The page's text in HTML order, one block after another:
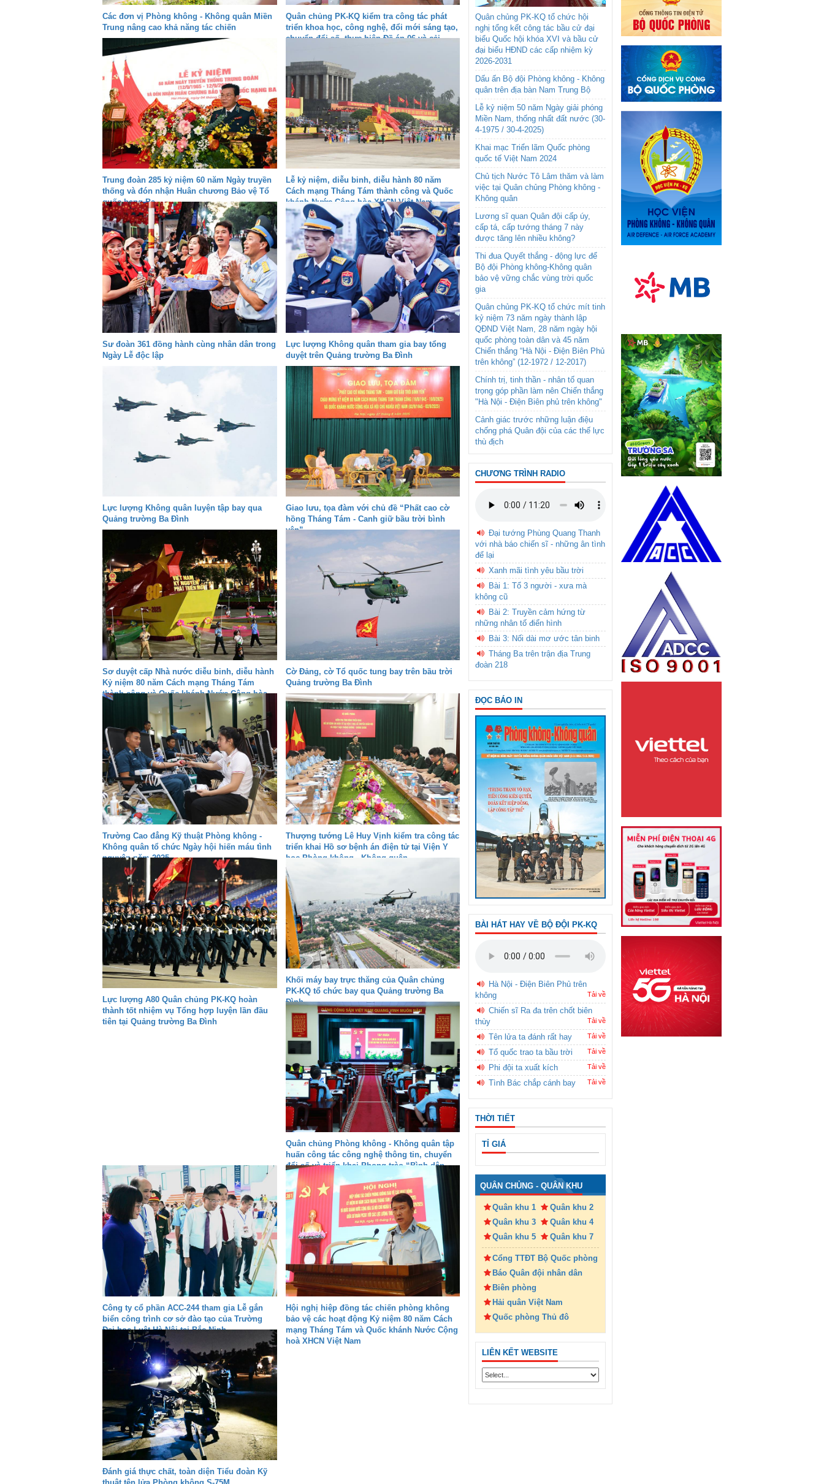
Các đơn vị Phòng không - Không quân Miền
Trung nâng cao khả năng tác chiến
Quân chủng PK-KQ kiểm tra công tác phát
triển khoa học, công nghệ, đổi mới sáng tạo,
chuyển đổi số, thực hiện Đề án 06 và cải
Trung đoàn 285 kỷ niệm 60 năm Ngày truyền
thống và đón nhận Huân chương Bảo vệ Tổ
quốc hạng Ba
Lễ kỷ niệm, diễu binh, diễu hành 80 năm
Cách mạng Tháng Tám thành công và Quốc
khánh Nước Cộng hòa XHCN Việt Nam
Sư đoàn 361 đồng hành cùng nhân dân trong
Ngày Lễ độc lập
Lực lượng Không quân tham gia bay tổng
duyệt trên Quảng trường Ba Đình
Lực lượng Không quân luyện tập bay qua
Quảng trường Ba Đình
Giao lưu, tọa đàm với chủ đề “Phất cao cờ
hồng Tháng Tám - Canh giữ bầu trời bình
yên”
Sơ duyệt cấp Nhà nước diễu binh, diễu hành
Kỷ niệm 80 năm Cách mạng Tháng Tám
thành công và Quốc khánh Nước Cộng hòa
xã hội chủ nghĩa Việt Nam
Cờ Đảng, cờ Tổ quốc tung bay trên bầu trời
Quảng trường Ba Đình
Trường Cao đẳng Kỹ thuật Phòng không -
Không quân tổ chức Ngày hội hiến máu tình
nguyện năm 2025
Thượng tướng Lê Huy Vịnh kiểm tra công tác
triển khai Hồ sơ bệnh án điện tử tại Viện Y
học Phòng không - Không quân
Lực lượng A80 Quân chủng PK-KQ hoàn
thành tốt nhiệm vụ Tổng hợp luyện lần đầu
tiên tại Quảng trường Ba Đình
Khối máy bay trực thăng của Quân chủng
PK-KQ tổ chức bay qua Quảng trường Ba
Đình
Quân chủng Phòng không - Không quân tập
huấn công tác công nghệ thông tin, chuyển
đổi số và triển khai Phong trào “Bình dân
học vụ số” năm 2025
Công ty cổ phần ACC-244 tham gia Lễ gắn
biển công trình cơ sở đào tạo của Trường
Đại học Luật Hà Nội tại Bắc Ninh
Hội nghị hiệp đồng tác chiến phòng không
bảo vệ các hoạt động Kỷ niệm 80 năm Cách
mạng Tháng Tám và Quốc khánh Nước Cộng
hoà XHCN Việt Nam
Đánh giá thực chất, toàn diện Tiểu đoàn Kỹ
Quân chủng PK-KQ tổ chức hội
nghị tổng kết công tác bầu cử đại
biểu Quốc hội khóa XVI và bầu cử
đại biểu HĐND các cấp nhiệm kỳ
2026-2031
Dấu ấn Bộ đội Phòng không - Không
quân trên địa bàn Nam Trung Bộ
Lễ kỷ niệm 50 năm Ngày giải phóng
Miền Nam, thống nhất đất nước (30-
4-1975 / 30-4-2025)
Khai mạc Triển lãm Quốc phòng
quốc tế Việt Nam 2024
Chủ tịch Nước Tô Lâm thăm và làm
việc tại Quân chủng Phòng không -
Không quân
Lương sĩ quan Quân đội cấp úy,
cấp tá, cấp tướng tháng 7 này
được tăng lên nhiều không?
Thi đua Quyết thắng - động lực để
Bộ đội Phòng không-Không quân
bảo vệ vững chắc vùng trời quốc
gia
Quân chủng PK-KQ tổ chức mít tinh
kỷ niệm 73 năm ngày thành lập
QĐND Việt Nam, 28 năm ngày hội
quốc phòng toàn dân và 45 năm
Chiến thắng “Hà Nội - Điện Biên Phủ
trên không” (12-1972 / 12-2017)
Chính trị, tinh thần - nhân tố quan
trọng góp phần làm nên Chiến thắng
"Hà Nội - Điện Biên phủ trên không"
Cảnh giác trước những luận điệu
chống phá Quân đội của các thế lực
thù địch
CHƯƠNG TRÌNH RADIO
Đại tướng Phùng Quang Thanh
với nhà báo chiến sĩ - những ân tình
để lại
Xanh mãi tình yêu bầu trời
Bài 1: Tổ 3 người - xưa mà
không cũ
Bài 2: Truyền cảm hứng từ
những nhân tố điển hình
Bài 3: Nối dài mơ ước tân binh
Tháng Ba trên trận địa Trung
đoàn 218
ĐỌC BÁO IN
BÀI HÁT HAY VỀ BỘ ĐỘI PK-KQ
Hà Nội - Điện Biên Phủ trên
không
Tải về
Chiến sĩ Ra đa trên chốt biên
thùy
Tải về
Tên lửa ta đánh rất hay Tải về
Tổ quốc trao ta bầu trời Tải về
Phi đội ta xuất kích Tải về
Tình Bác chắp cánh bay Tải về
THỜI TIẾT
TỈ GIÁ
QUÂN CHỦNG - QUÂN KHU
Quân khu 1
Quân khu 2
Quân khu 3
Quân khu 4
Quân khu 5
Quân khu 7
Cổng TTĐT Bộ Quốc phòng
Báo Quân đội nhân dân
Biên phòng
Hải quân Việt Nam
Quốc phòng Thủ đô
LIÊN KẾT WEBSITE